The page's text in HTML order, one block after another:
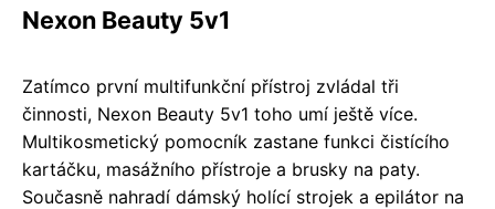
Nexon Beauty 5v1
Zatímco první multifunkční přístroj zvládal tři
činnosti, Nexon Beauty 5v1 toho umí ještě více.
Multikosmetický pomocník zastane funkci čistícího
kartáčku, masážního přístroje a brusky na paty.
Současně nahradí dámský holící strojek a epilátor na